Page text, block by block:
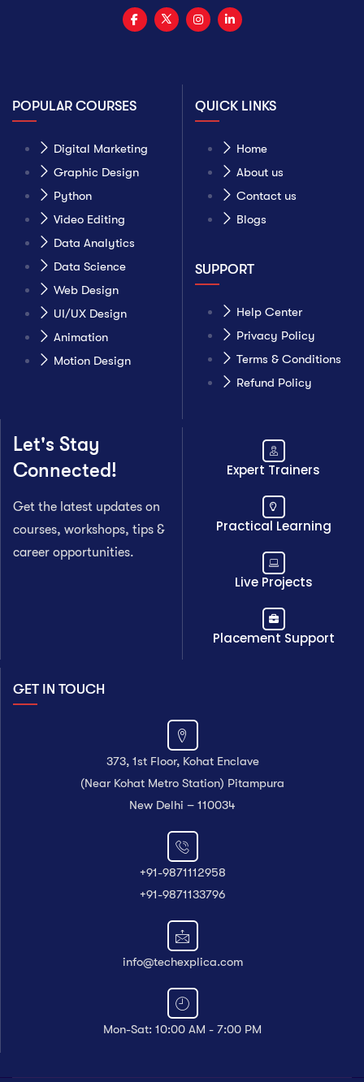
POPULAR COURSES
Digital Marketing
Graphic Design
Python
Video Editing
Data Analytics
Data Science
Web Design
UI/UX Design
Animation
Motion Design
QUICK LINKS
Home
About us
Contact us
Blogs
SUPPORT
Help Center
Privacy Policy
Terms & Conditions
Refund Policy
Let's Stay
Connected!
Get the latest updates on
courses, workshops, tips &
career opportunities.
Expert Trainers
Practical Learning
Live Projects
Placement Support
GET IN TOUCH
373, 1st Floor, Kohat Enclave
(Near Kohat Metro Station) Pitampura
New Delhi – 110034
+91-9871112958
+91-9871133796
info@techexplica.com
Mon-Sat: 10:00 AM - 7:00 PM